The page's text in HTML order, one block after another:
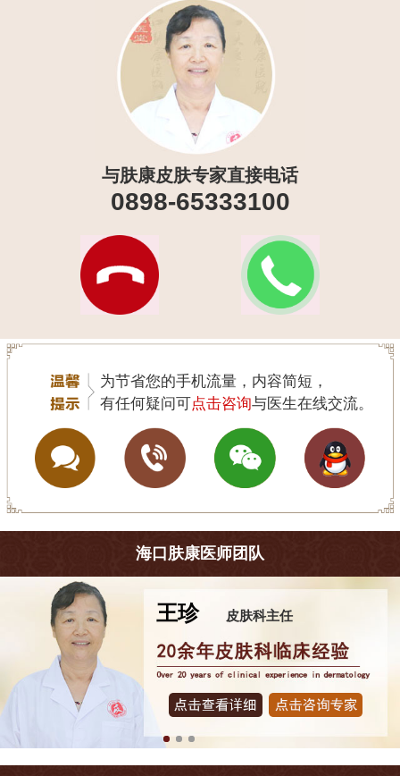
与肤康皮肤专家直接电话
0898-65333100
为节省您的手机流量，内容简短，
有任何疑问可点击咨询与医生在线交流。
海口肤康医师团队
王珍 皮肤科主任